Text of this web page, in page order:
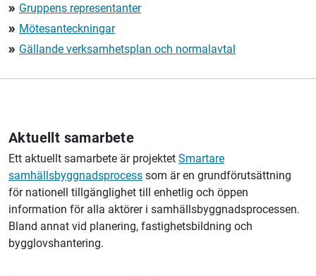
double_arrow Gruppens representanter
double_arrow Mötesanteckningar
double_arrow Gällande verksamhetsplan och normalavtal
Aktuellt samarbete
Ett aktuellt samarbete är projektet Smartare
samhällsbyggnadsprocess som är en grundförutsättning
för nationell tillgänglighet till enhetlig och öppen
information för alla aktörer i samhällsbyggnadsprocessen.
Bland annat vid planering, fastighetsbildning och
bygglovshantering.